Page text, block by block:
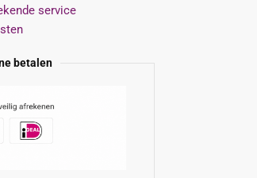
service
betalen